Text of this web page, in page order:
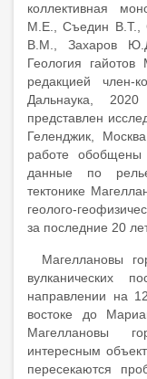
коллективная
М.Е., Съедин В.Т.,
В.М., Захаров
Геология
редакцией член-
Дальнаука,
представлен
Геленджик,
работе обобщены
данные по
тектонике
геолого-
за последние 20
Магеллановы
вулканических
направлении на
востоке до
Магеллановы
интересным
пересекаются